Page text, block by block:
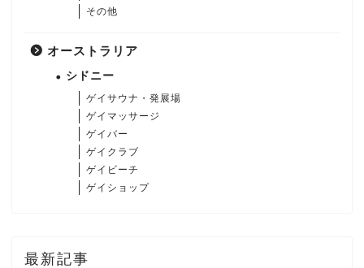
その他
オーストラリア
シドニー
ゲイサウナ・発展場
ゲイマッサージ
ゲイバー
ゲイクラブ
ゲイビーチ
ゲイショップ
最新記事